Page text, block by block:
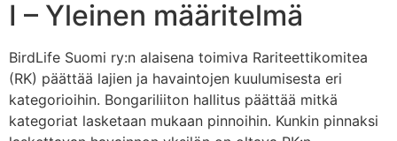
I – Yleinen määritelmä
BirdLife Suomi ry:n alaisena toimiva Rariteettikomitea
(RK) päättää lajien ja havaintojen kuulumisesta eri
kategorioihin. Bongariliiton hallitus päättää mitkä
kategoriat lasketaan mukaan pinnoihin. Kunkin pinnaksi